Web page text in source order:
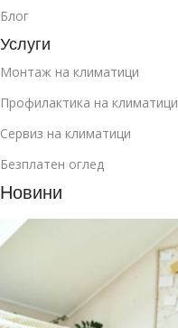
Блог
Услуги
Монтаж на климатици
Профилактика на климатици
Сервиз на климатици
Безплатен оглед
Новини